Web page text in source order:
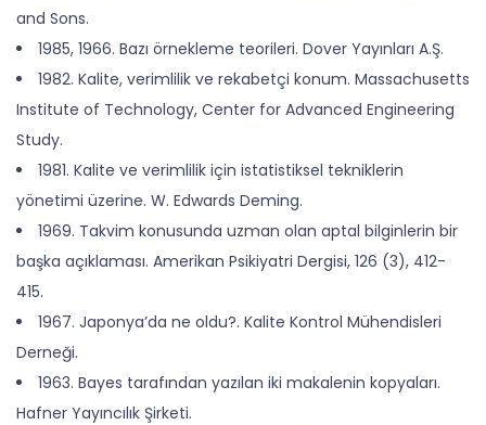
and Sons.
1985, 1966. Bazı örnekleme teorileri. Dover Yayınları A.Ş.
1982. Kalite, verimlilik ve rekabetçi konum. Massachusetts
Institute of Technology, Center for Advanced Engineering
Study.
1981. Kalite ve verimlilik için istatistiksel tekniklerin
yönetimi üzerine. W. Edwards Deming.
1969. Takvim konusunda uzman olan aptal bilginlerin bir
başka açıklaması. Amerikan Psikiyatri Dergisi, 126 (3), 412-
415.
1967. Japonya’da ne oldu?. Kalite Kontrol Mühendisleri
Derneği.
1963. Bayes tarafından yazılan iki makalenin kopyaları.
Hafner Yayıncılık Şirketi.